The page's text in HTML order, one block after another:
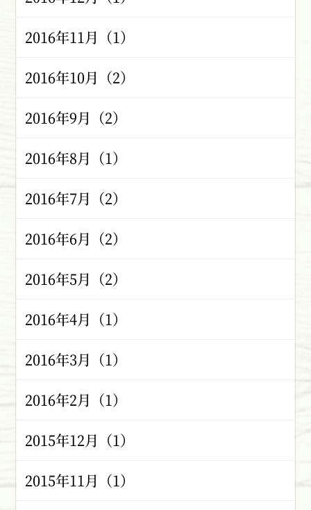
2016年11月（1）
2016年10月（2）
2016年9月（2）
2016年8月（1）
2016年7月（2）
2016年6月（2）
2016年5月（2）
2016年4月（1）
2016年3月（1）
2016年2月（1）
2015年12月（1）
2015年11月（1）